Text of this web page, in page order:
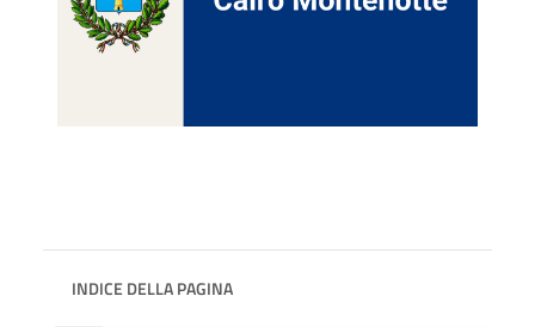
INDICE DELLA PAGINA